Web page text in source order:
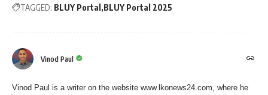
TAGGED: BLUY Portal BLUY Portal 2025
Vinod Paul
Vinod Paul is a writer on the website www.lkonews24.com, where he